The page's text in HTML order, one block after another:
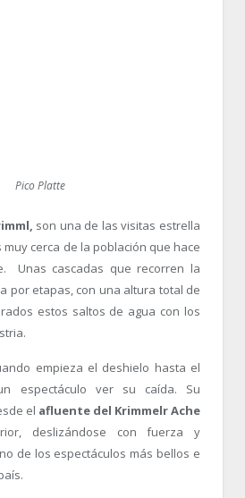
Pico Platte
son una de las visitas estrella
cerca de la población que hace
Unas cascadas que recorren la
por etapas, con una altura total de
estos saltos de agua con los
empieza el deshielo hasta el
espectáculo ver su caída. Su
el afluente del Krimmelr Ache
deslizándose con fuerza y
de los espectáculos más bellos e